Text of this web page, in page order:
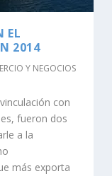
EL
2014
Y NEGOCIOS
con
fueron dos
a la
más exporta